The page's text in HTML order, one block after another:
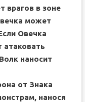
врагов в зоне
может
Овечка
атаковать
наносит
от Знака
нанося